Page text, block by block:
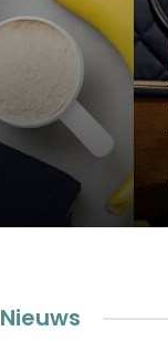
Nieuws